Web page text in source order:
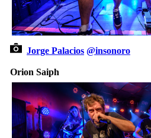
Jorge Palacios @insonoro
Orion Saiph